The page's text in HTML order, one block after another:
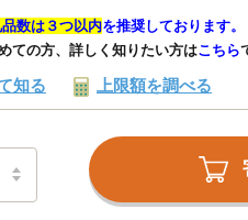
数は３つ以内を推奨しております。
ての方、詳しく知りたい方はこちら
知る 上限額を調べる